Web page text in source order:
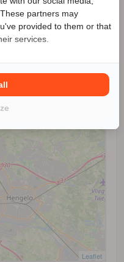
Leaflet
prijs? Bel
partners may
provided to them or that
services.